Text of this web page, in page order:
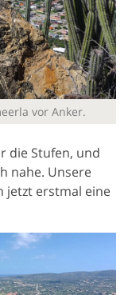
vor Anker.
die Stufen, und
nahe. Unsere
jetzt erstmal eine